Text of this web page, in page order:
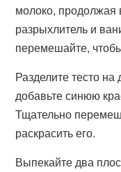
молоко, продолжая
разрыхлитель и
перемешайте,
Разделите тесто
добавьте синюю
Тщательно
раскрасить его.
Выпекайте два